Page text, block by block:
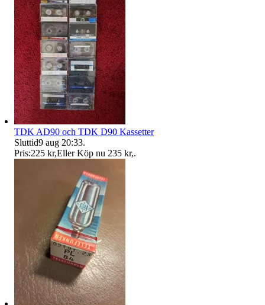
TDK AD90 och TDK D90 Kassetter
Sluttid9 aug 20:33.
Pris:225 kr,Eller Köp nu 235 kr,.